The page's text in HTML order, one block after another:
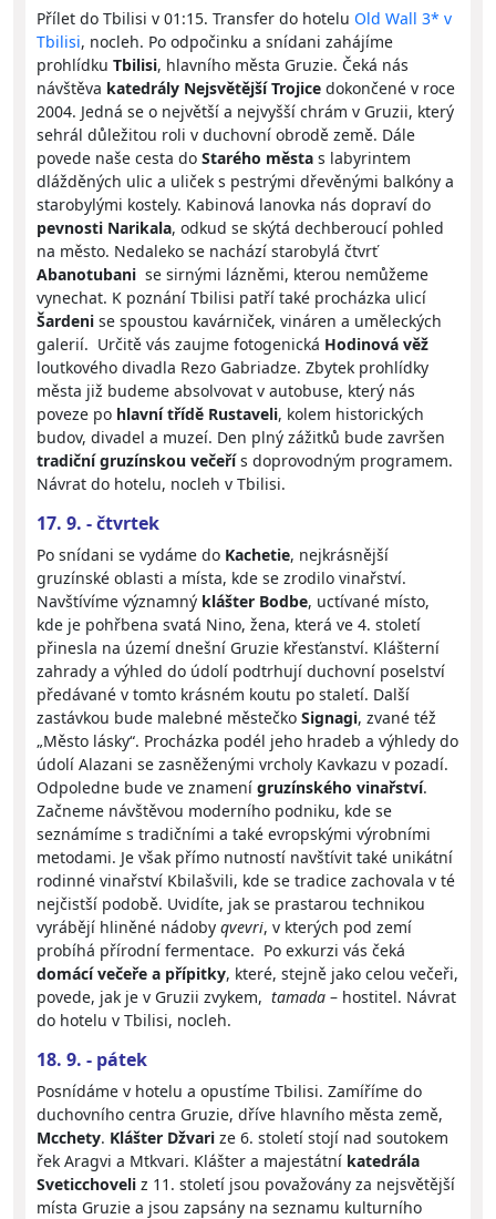
Přílet do Tbilisi v 01:15. Transfer do hotelu Old Wall 3* v
Tbilisi, nocleh. Po odpočinku a snídani zahájíme
prohlídku Tbilisi, hlavního města Gruzie. Čeká nás
návštěva katedrály Nejsvětější Trojice dokončené v roce
2004. Jedná se o největší a nejvyšší chrám v Gruzii, který
sehrál důležitou roli v duchovní obrodě země. Dále
povede naše cesta do Starého města s labyrintem
dlážděných ulic a uliček s pestrými dřevěnými balkóny a
starobylými kostely. Kabinová lanovka nás dopraví do
pevnosti Narikala, odkud se skýtá dechberoucí pohled
na město. Nedaleko se nachází starobylá čtvrť
Abanotubani se sirnými lázněmi, kterou nemůžeme
vynechat. K poznání Tbilisi patří také procházka ulicí
Šardeni se spoustou kavárniček, vináren a uměleckých
galerií. Určitě vás zaujme fotogenická Hodinová věž
loutkového divadla Rezo Gabriadze. Zbytek prohlídky
města již budeme absolvovat v autobuse, který nás
poveze po hlavní třídě Rustaveli, kolem historických
budov, divadel a muzeí. Den plný zážitků bude završen
tradiční gruzínskou večeřís doprovodným programem.
Návrat do hotelu, nocleh v Tbilisi.
17. 9. - čtvrtek
Po snídani se vydáme do Kachetie, nejkrásnější
gruzínské oblasti a místa, kde se zrodilo vinařství.
Navštívíme významný klášter Bodbe, uctívané místo,
kde je pohřbena svatá Nino, žena, která ve 4. století
přinesla na území dnešní Gruzie křesťanství. Klášterní
zahrady a výhled do údolí podtrhují duchovní poselství
předávané v tomto krásném koutu po staletí. Další
zastávkou bude malebné městečko Signagi, zvané též
„Město lásky“. Procházka podél jeho hradeb a výhledy do
údolí Alazani se zasněženými vrcholy Kavkazu v pozadí.
Odpoledne bude ve znamení gruzínského vinařství.
Začneme návštěvou moderního podniku, kde se
seznámíme s tradičními a také evropskými výrobními
metodami. Je však přímo nutností navštívit také unikátní
rodinné vinařství Kbilašvili, kde se tradice zachovala v té
nejčistší podobě. Uvidíte, jak se prastarou technikou
vyrábějí hliněné nádoby qvevri, v kterých pod zemí
probíhá přírodní fermentace. Po exkurzi vás čeká
domácí večeře a přípitky, které, stejně jako celou večeři,
povede, jak je v Gruzii zvykem, tamada – hostitel. Návrat
do hotelu v Tbilisi, nocleh.
18. 9. - pátek
Posnídáme v hotelu a opustíme Tbilisi. Zamíříme do
duchovního centra Gruzie, dříve hlavního města země,
Mcchety. Klášter Džvari ze 6. století stojí nad soutokem
řek Aragvi a Mtkvari. Klášter a majestátní katedrála
Sveticchoveli z 11. století jsou považovány za nejsvětější
místa Gruzie a jsou zapsány na seznamu kulturního